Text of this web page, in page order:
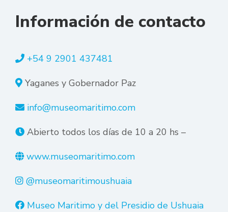
Información de contacto
+54 9 2901 437481
Yaganes y Gobernador Paz
info@museomaritimo.com
Abierto todos los días de 10 a 20 hs –
www.museomaritimo.com
@museomaritimoushuaia
Museo Maritimo y del Presidio de Ushuaia